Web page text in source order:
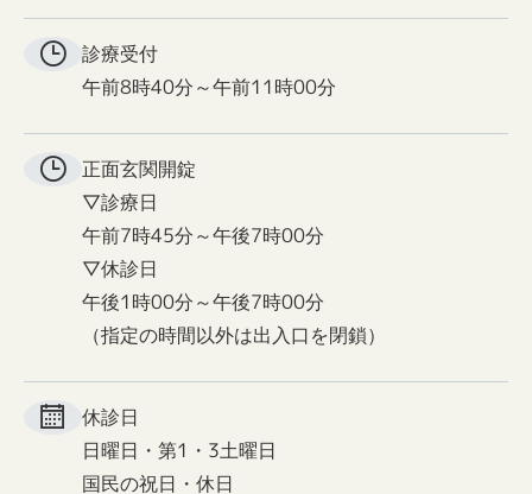
診療受付
午前8時40分～午前11時00分
正面玄関開錠
▽診療日
午前7時45分～午後7時00分
▽休診日
午後1時00分～午後7時00分
（指定の時間以外は出入口を閉鎖）
休診日
日曜日・第1・3土曜日
国民の祝日・休日